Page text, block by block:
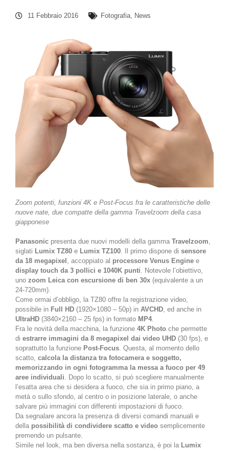
11 Febbraio 2016 Fotografia, News
Zoom potenti, funzioni 4K e Post-Focus fra le caratteristiche delle
nuove nate, due compatte della gamma Travelzoom della casa
giapponese
Panasonic presenta due nuovi modelli della gamma Travelzoom
siglati Lumix TZ80 e Lumix TZ100 . Il primo dispone di sensore
da 18 megapixel
, accoppiato al processore Venus Engine e
display touch da 3 pollici e 1040K punti . Notevole l’obiettivo,
uno zoom Leica con escursione di ben 30x (equivalente a un
24-720mm).
Come ormai d’obbligo, la TZ80 offre la registrazione video,
possibile in Full HD (1920×1080 – 50p) in AVCHD , ed anche in
UltraHD (3840×2160 – 25 fps) in formato MP4
Fra le novità della macchina, la funzione 4K Photo che permette
di estrarre immagini da 8 megapixel dai video UHD (30 fps), e
soprattutto la funzione Post-Focus . Questa, al momento dello
scatto, calcola la distanza tra fotocamera e soggetto,
memorizzando in ogni fotogramma la messa a fuoco per 49
aree individuali . Dopo lo scatto, si può scegliere manualmente
l’esatta area che si desidera a fuoco, che sia in primo piano, a
metà o sullo sfondo, al centro o in posizione laterale, o anche
salvare più immagini con differenti impostazioni di fuoco.
Da segnalare ancora la presenza di diversi comandi manuali e
della possibilità di condividere scatto e video semplicemente
premendo un pulsante.
Simile nel look, ma ben diversa nella sostanza, è poi la Lumix